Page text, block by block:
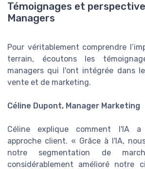
Témoignages et
Managers
Pour véritablement comprendre
terrain, écoutons les
managers qui l'ont intégrée dans
vente et de marketing.
Céline Dupont, Manager Marketing
Céline explique comment l'IA
approche client. « Grâce à l'IA,
notre segmentation de
considérablement amélioré notre